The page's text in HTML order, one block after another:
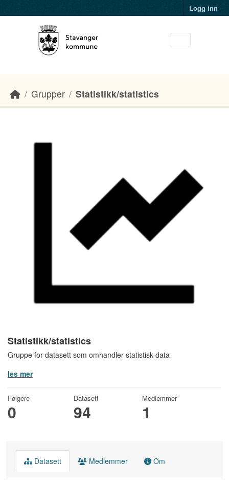
Logg inn
Grupper Statistikk/statistics
Statistikk/statistics
Gruppe for datasett som omhandler statistisk data
les mer
Følgere
0
Datasett
94
Medlemmer
1
Datasett Medlemmer Om